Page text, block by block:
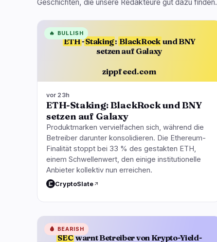
Geschichten, die unsere Redakteure gut dazu finden.
ETH-Staking: BlackRock und BNY
setzen auf Galaxy
zippfeed.com
🔥 BULLISH
vor 23h
ETH-Staking: BlackRock und BNY
setzen auf Galaxy
Produktmarken vervielfachen sich, während die
Betreiber darunter konsolidieren. Die Ethereum-
Finalität stoppt bei 33 % des gestakten ETH,
einem Schwellenwert, den einige institutionelle
Anbieter kollektiv nun erreichen.
CryptoSlate
SECwarnt Betreiber von Krypto-Yield-
🩸 BEARISH